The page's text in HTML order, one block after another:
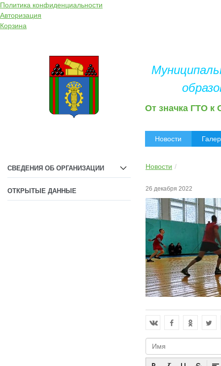
Политика конфиденциальности
Авторизация
Корзина
От значка ГТО к
Новости
СВЕДЕНИЯ ОБ ОРГАНИЗАЦИИ
ОТКРЫТЫЕ ДАННЫЕ
Новости
26 декабря 2022